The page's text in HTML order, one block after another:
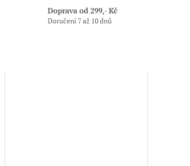
Doprava od 299,- Kč
Doručení 7 až 10 dnů